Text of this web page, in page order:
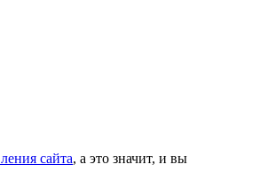
сайта, а это значит, и вы